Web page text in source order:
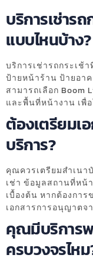
บริการเช่าร
แบบไหนบ้าง?
บริการเช่ารถกระเช้
ป้ายหน้าร้าน ป้ายอา
สามารถเลือก Boom
และพื้นที่หน้างาน เพื่
ต้องเตรียมเ
บริการ?
คุณควรเตรียมสำเน
เช่า ข้อมูลสถานที่หน้
เบื้องต้น หากต้องกา
เอกสารการอนุญาตจ
คุณมีบริการ
ครบวงจรไห